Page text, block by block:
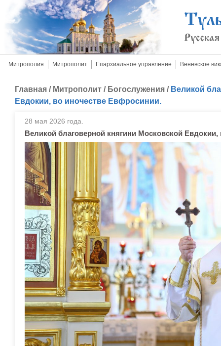
Митрополия Митрополит Епархиальное управление Веневское
Главная / Митрополит / Богослужения / Великой
Евдокии, во иночестве Евфросинии.
28 мая 2026 года.
Великой благоверной княгини Московской